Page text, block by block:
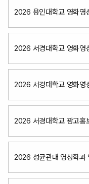
2026 용인대학교 영화영
2026 서경대학교 영화영
2026 서경대학교 영화영
2026 서경대학교 광고홍
2026 성균관대 영상학과